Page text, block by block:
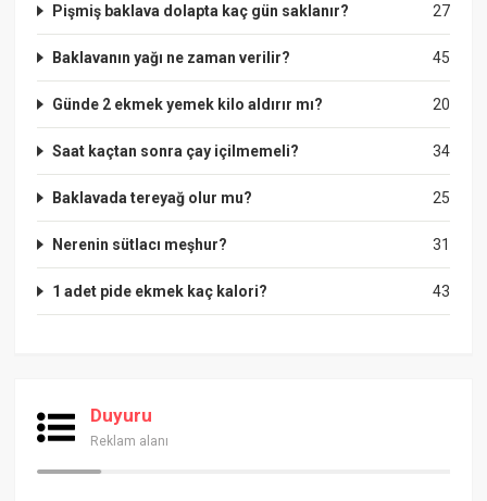
27
Pişmiş baklava dolapta kaç gün saklanır?
45
Baklavanın yağı ne zaman verilir?
20
Günde 2 ekmek yemek kilo aldırır mı?
34
Saat kaçtan sonra çay içilmemeli?
25
Baklavada tereyağ olur mu?
31
Nerenin sütlacı meşhur?
43
1 adet pide ekmek kaç kalori?
Duyuru
Reklam alanı